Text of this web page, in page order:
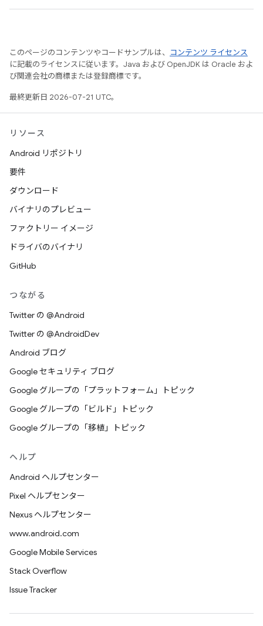
このページのコンテンツやコードサンプルは、
コンテンツ ライセンス
に記載のライセンスに従います。Java および OpenJDK は Oracle およ
び関連会社の商標または登録商標です。
最終更新日 2026-07-21 UTC。
リソース
Android リポジトリ
要件
ダウンロード
バイナリのプレビュー
ファクトリー イメージ
ドライバのバイナリ
GitHub
つながる
Twitter の @Android
Twitter の @AndroidDev
Android ブログ
Google セキュリティ ブログ
Google グループの「プラットフォーム」トピック
Google グループの「ビルド」トピック
Google グループの「移植」トピック
ヘルプ
Android ヘルプセンター
Pixel ヘルプセンター
Nexus ヘルプセンター
www.android.com
Google Mobile Services
Stack Overflow
Issue Tracker